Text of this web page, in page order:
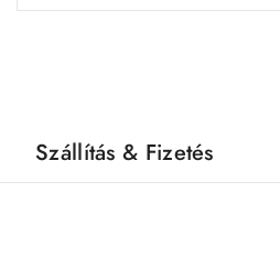
Szállítás & Fizetés